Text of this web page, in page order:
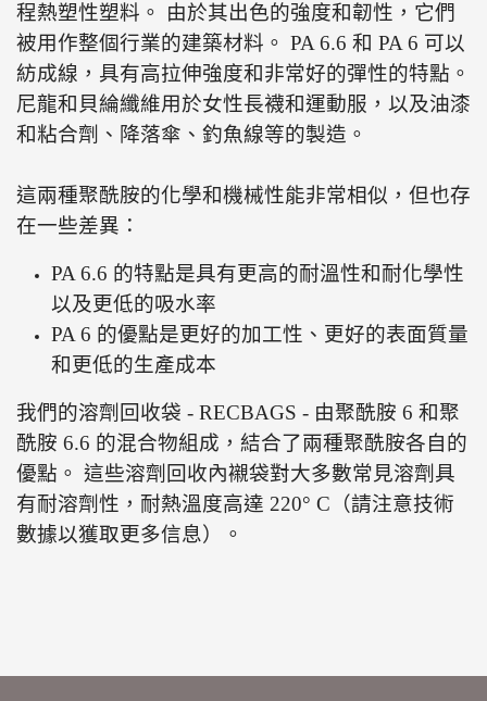
程熱塑性塑料。
由於其出色的強度和韌性，它們
被用作整個行業的建築材料。 PA 6.6 和 PA 6 可以
紡成線，具有高拉伸強度和非常好的彈性的特點。
尼龍和貝綸纖維用於女性長襪和運動服，以及油漆
和粘合劑、降落傘、釣魚線等的製造。
這兩種聚酰胺的化學和機械性能非常相似，但也存
在一些差異：
PA 6.6 的特點是具有更高的耐溫性和耐化學性
以及更低的吸水率
PA 6 的優點是更好的加工性、更好的表面質量
和更低的生產成本
我們的溶劑回收袋 - RECBAGS - 由聚酰胺 6 和聚
酰胺 6.6 的混合物組成，結合了兩種聚酰胺各自的
優點。 這些溶劑回收內襯袋對大多數常見溶劑具
有耐溶劑性，耐熱溫度高達 220° C（請注意技術
數據以獲取更多信息）。